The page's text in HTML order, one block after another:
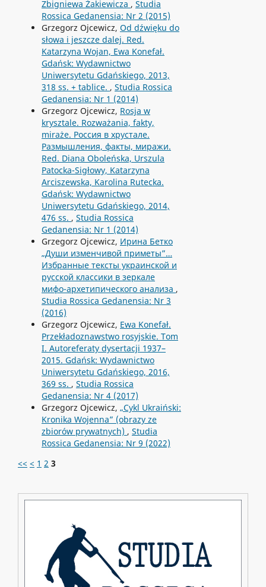
Zbigniewa Żakiewicza , Studia
Rossica Gedanensia: Nr 2 (2015)
Grzegorz Ojcewicz, Od dźwięku do
słowa i jeszcze dalej. Red.
Katarzyna Wojan, Ewa Konefał.
Gdańsk: Wydawnictwo
Uniwersytetu Gdańskiego, 2013,
318 ss. + tablice. , Studia Rossica
Gedanensia: Nr 1 (2014)
Grzegorz Ojcewicz, Rosja w
krysztale. Rozważania, fakty,
miraże. Россия в хрустале.
Размышления, факты, миражи.
Red. Diana Oboleńska, Urszula
Patocka-Sigłowy, Katarzyna
Arciszewska, Karolina Rutecka.
Gdańsk: Wydawnictwo
Uniwersytetu Gdańskiego, 2014,
476 ss. , Studia Rossica
Gedanensia: Nr 1 (2014)
Grzegorz Ojcewicz, Ирина Бетко
„Души изменчивой приметы”…
Избранные тексты украинской и
русской классики в зеркале
мифо-архетипического анализа ,
Studia Rossica Gedanensia: Nr 3
(2016)
Grzegorz Ojcewicz, Ewa Konefał.
Przekładoznawstwo rosyjskie. Tom
I. Autoreferaty dysertacji 1937–
2015. Gdańsk: Wydawnictwo
Uniwersytetu Gdańskiego, 2016,
369 ss. , Studia Rossica
Gedanensia: Nr 4 (2017)
Grzegorz Ojcewicz, „Cykl Ukraiński:
Kronika Wojenna” (obrazy ze
zbiorów prywatnych) , Studia
Rossica Gedanensia: Nr 9 (2022)
<< < 1 2 3